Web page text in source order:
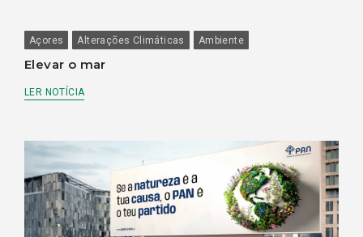
Açores Alterações Climáticas Ambiente
Elevar o mar
LER NOTÍCIA